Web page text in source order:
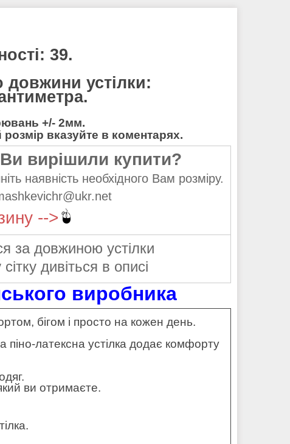
39.
довжини устілки:
+/- 2мм.
вказуйте в коментарях.
вирішили купити?
наявність необхідного Вам розміру.
-->
за довжиною устілки
дивіться в описі
виробника
бігом і просто на кожен день.
піно-латексна устілка додає комфорту
ви отримаєте.